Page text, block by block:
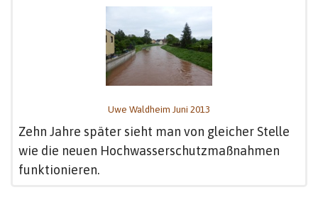
Uwe Waldheim Juni 2013
Zehn Jahre später sieht man von gleicher Stelle
wie die neuen Hochwasserschutzmaßnahmen
funktionieren.